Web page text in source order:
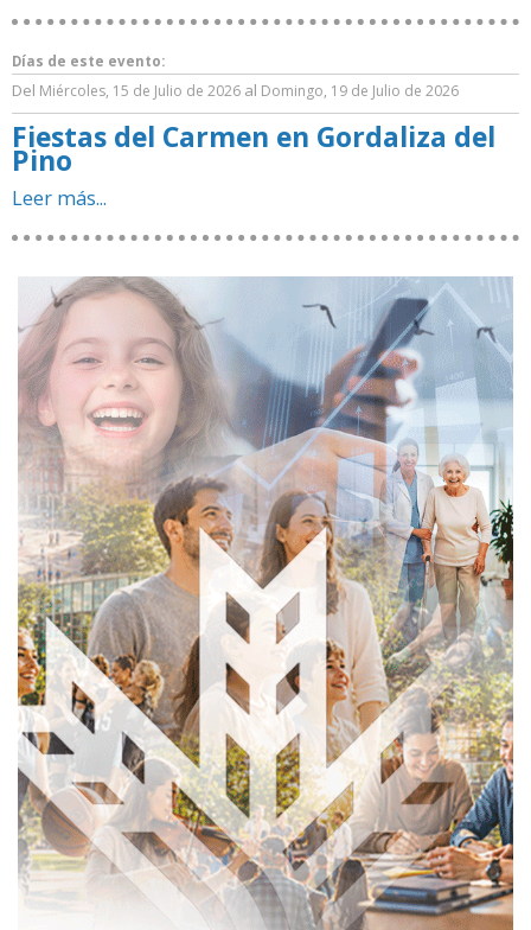
Días de este evento:
Del Miércoles, 15 de Julio de 2026 al Domingo, 19 de Julio de 2026
Fiestas del Carmen en Gordaliza del
Pino
Leer más...